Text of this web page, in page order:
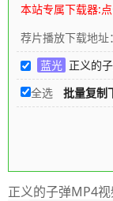
本站专属下载器:
荐片播放下载地址：
蓝光 正义的
全选
批量复制
正义的子弹MP4